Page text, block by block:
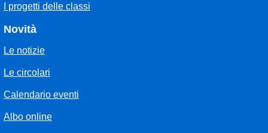
I progetti delle classi
Novità
Le notizie
Le circolari
Calendario eventi
Albo online